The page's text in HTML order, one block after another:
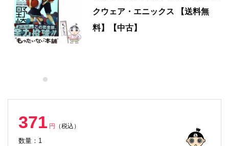
クウェア・エニックス 【送料無
料】【中古】
371 円 （税込）
数量：1